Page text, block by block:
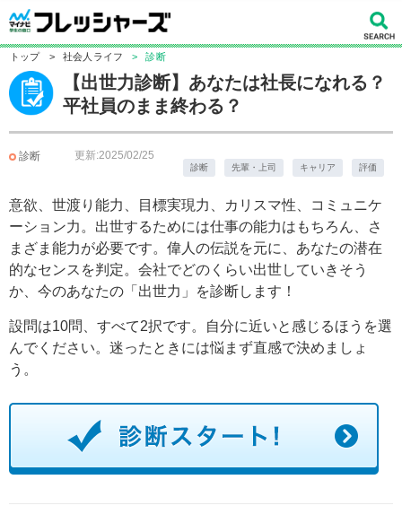
トップ > 社会人ライフ > 診断
【出世力診断】あなたは社長になれる？
平社員のまま終わる？
診断 更新:2025/02/25
診断 先輩・上司 キャリア 評価
意欲、世渡り能力、目標実現力、カリスマ性、コミュニケ
ーション力。出世するためには仕事の能力はもちろん、さ
まざま能力が必要です。偉人の伝説を元に、あなたの潜在
的なセンスを判定。会社でどのくらい出世していきそう
か、今のあなたの「出世力」を診断します！
設問は10問、すべて2択です。自分に近いと感じるほうを選
んでください。迷ったときには悩まず直感で決めましょ
う。